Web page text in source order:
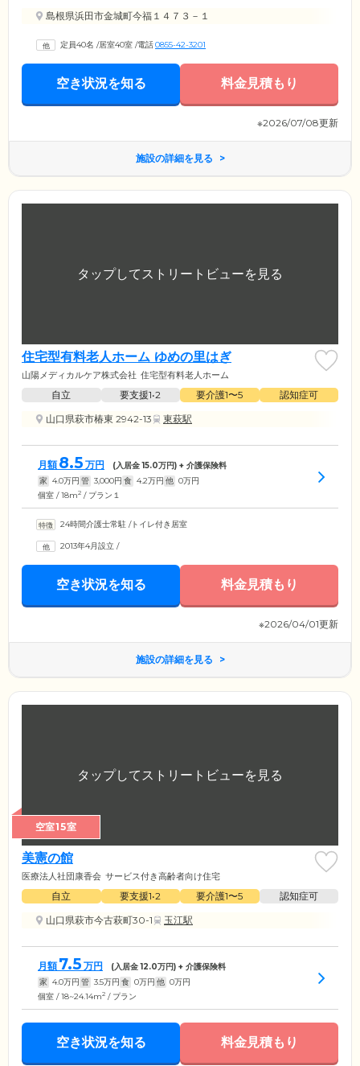
島根県浜田市金城町今福１４７３－１
定員40名 /居室40室 /電話0855-42-3201
空き状況を知る 料金見積もり
※2026/07/08更新
施設の詳細を見る
住宅型有料老人ホーム ゆめの里はぎ
山陽メディカルケア株式会社 住宅型有料老人ホーム
自立 要支援1•2 要介護1〜5
認知症可
山口県萩市椿東 2942-13
東萩駅
月額 8.5 万円 (入居金15.0万円) + 介護保険料
家 4.0万円 管 3,000円 食 4.2万円 他 0万円
個室 / 18m2 / プラン１
24時間介護士常駐 /トイレ付き居室
2013年4月設立 /
空き状況を知る 料金見積もり
※2026/04/01更新
施設の詳細を見る
空室15室
美憲の館
医療法人社団康香会 サービス付き高齢者向け住宅
自立 要支援1•2 要介護1〜5
認知症可
山口県萩市今古萩町30-1
玉江駅
月額 7.5 万円 (入居金12.0万円) + 介護保険料
家 4.0万円 管 3.5万円 食 0万円 他 0万円
個室 / 18~24.14m2 / プラン
空き状況を知る 料金見積もり